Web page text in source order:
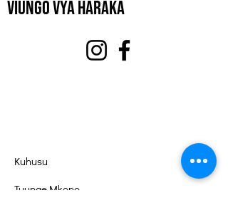
Viungo vya Haraka
Kuhusu
Tuunge Mkono